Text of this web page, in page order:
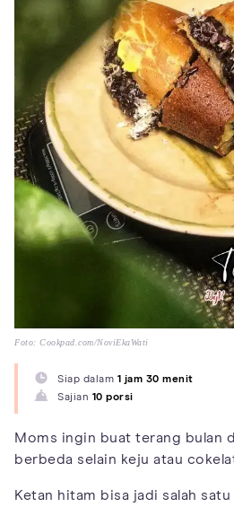
Foto: Cookpad.com/NoviEkaWati
Siap dalam 1 jam 30 menit
Sajian 10 porsi
Moms ingin buat terang bulan
berbeda selain keju atau
Ketan hitam bisa jadi salah satu